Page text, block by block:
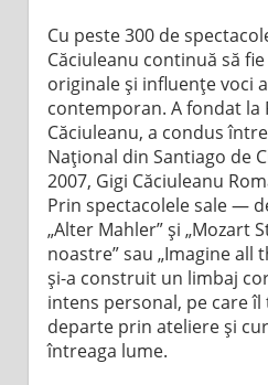
Cu peste 300 de
Căciuleanu continuă să
originale și influențe voci
contemporan. A fondat la
Căciuleanu, a condus
Național din Santiago de
2007, Gigi Căciuleanu
Prin spectacolele sale —
„Alter Mahler” și „Mozart
noastre” sau „Imagine
și-a construit un limbaj
intens personal, pe care
departe prin ateliere și
întreaga lume.